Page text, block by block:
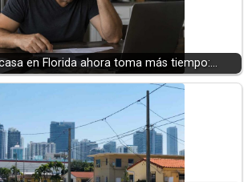
en Florida ahora toma más tiempo:…